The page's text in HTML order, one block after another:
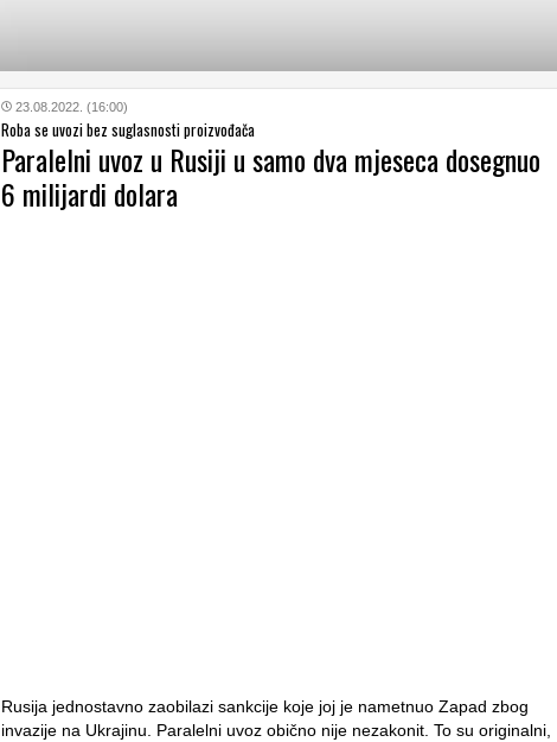
23.08.2022. (16:00)
Roba se uvozi bez suglasnosti proizvođača
Paralelni uvoz u Rusiji u samo dva mjeseca dosegnuo
6 milijardi dolara
Rusija jednostavno zaobilazi sankcije koje joj je nametnuo Zapad zbog
invazije na Ukrajinu. Paralelni uvoz obično nije nezakonit. To su originalni,